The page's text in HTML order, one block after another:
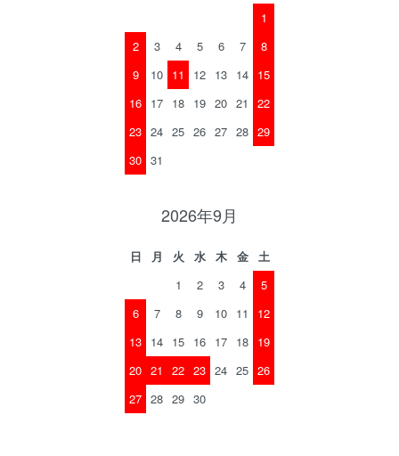
1
2
3 4 5 6 7
8
9
10 11 12 13 14 15
16 17 18 19 20 21
22
23 24 25 26 27 28 29
30 31
2026年9月
日 月 火 水 木 金
土
1
2 3 4
5
6
7 8 9 10 11
12
13 14 15 16 17 18 19
20 21 22 23 24 25 26
27 28 29 30